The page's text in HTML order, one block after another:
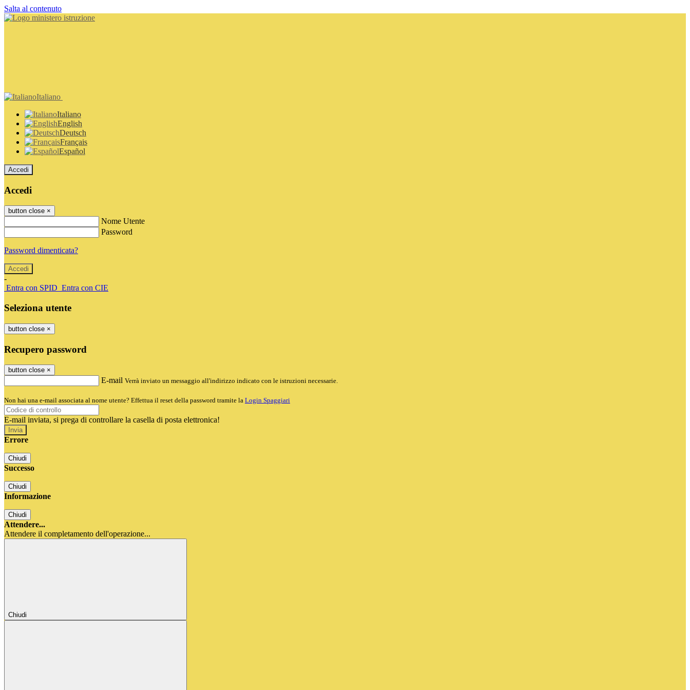
Salta al contenuto
Italiano
Italiano
English
Deutsch
Français
Español
Accedi
Accedi
button close ×
Nome Utente
Password
Password dimenticata?
-
Entra con SPID Entra con CIE
Seleziona utente
button close ×
Recupero password
button close ×
E-mail Verrà inviato un messaggio all'indirizzo indicato con le istruzioni necessarie.
Non hai una e-mail associata al nome utente? Effettua il reset della password tramite la Login Spaggiari
E-mail inviata, si prega di controllare la casella di posta elettronica!
Errore
Chiudi
Successo
Chiudi
Informazione
Chiudi
Attendere...
Attendere il completamento dell'operazione...
Chiudi